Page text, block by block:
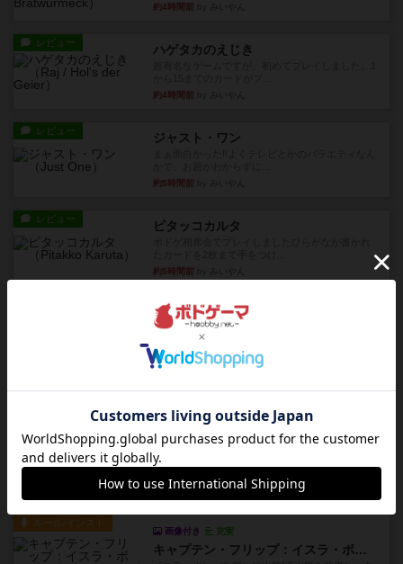
約4時間前
レビュー ハゲタカのえじき
約4時間前
レビュー ジャスト・ワン
約5時間前
レビュー ピタッコカルタ
約5時間前
画像付き 充実
ノームズ・アット・ナイト
ベネボレンス女王は、忠実な臣民を称えるための
祝宴を開こうとしています。...
画像付き 充実
フラットアイアン
1~2人に限定された、エンジンビルド系のシステ
ム選んだ企業ボードに街で...
約6時間前by あくり
ルール/インスト
画像付き 充実
キャプテン・フリップ：イスラ・ボンバ